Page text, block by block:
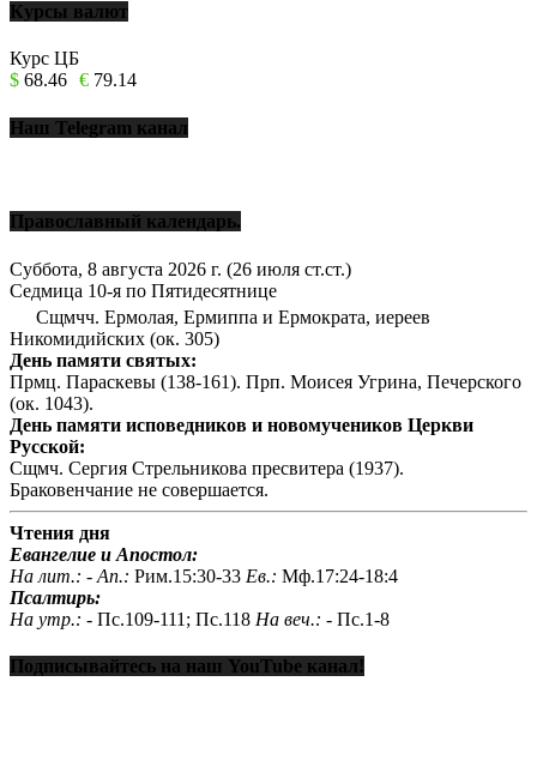
Курсы валют
Курс ЦБ
$ 68.46 € 79.14
Наш Telegram канал
Православный календарь.
Суббота, 8 августа 2026 г. (26 июля ст.ст.)
Седмица 10-я по Пятидесятнице
Сщмчч. Ермолая, Ермиппа и Ермократа, иереев
Никомидийских (ок. 305)
День памяти святых:
Прмц. Параскевы (138-161). Прп. Моисея Угрина, Печерского
(ок. 1043).
День памяти исповедников и новомучеников Церкви
Русской:
Сщмч. Сергия Стрельникова пресвитера (1937).
Браковенчание не совершается.
Чтения дня
Евангелие и Апостол:
На лит.: - Ап.: Рим.15:30-33 Ев.: Мф.17:24-18:4
Псалтирь:
На утр.: - Пс.109-111; Пс.118 На веч.: - Пс.1-8
Подписывайтесь на наш YouTube канал!